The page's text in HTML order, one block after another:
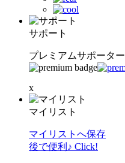
サポート
プレミアムサポーター
x
マイリスト
マイリストへ保存
後で便利♪ Click!